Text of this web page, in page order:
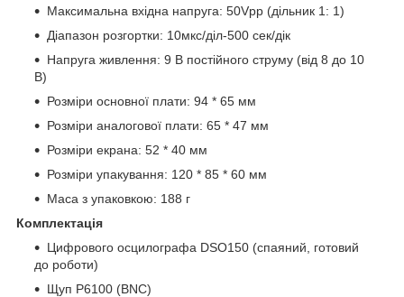
Максимальна вхідна напруга: 50Vpp (дільник 1: 1)
Діапазон розгортки: 10мкс/діл-500 сек/дік
Напруга живлення: 9 В постійного струму (від 8 до 10
В)
Розміри основної плати: 94 * 65 мм
Розміри аналогової плати: 65 * 47 мм
Розміри екрана: 52 * 40 мм
Розміри упакування: 120 * 85 * 60 мм
Маса з упаковкою: 188 г
Комплектація
Цифрового осцилографа DSO150 (спаяний, готовий
до роботи)
Щуп Р6100 (BNC)